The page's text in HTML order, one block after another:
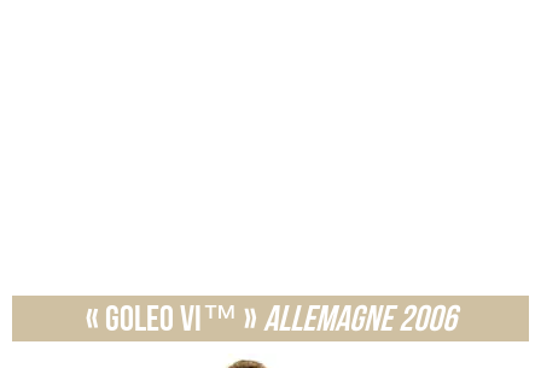
« Goleo VI™ » Allemagne 2006